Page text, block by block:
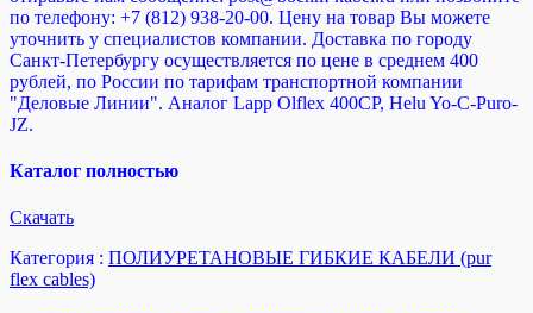
по телефону: +7 (812) 938-20-00. Цену на товар Вы можете
уточнить у специалистов компании. Доставка по городу
Санкт-Петербургу осуществляется по цене в среднем 400
рублей, по России по тарифам транспортной компании
"Деловые Линии". Аналог Lapp Olflex 400CP, Helu Yo-C-Puro-
JZ.
Каталог полностью
Cкачать
Категория : ПОЛИУРЕТАНОВЫЕ ГИБКИЕ КАБЕЛИ (pur
flex cables)